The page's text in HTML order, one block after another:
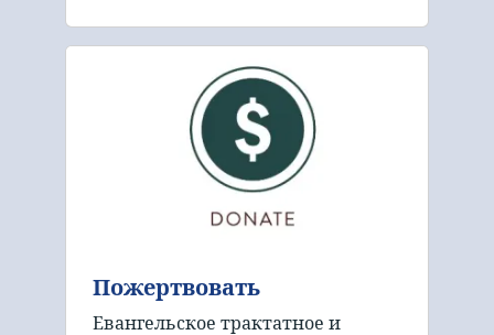
Пожертвовать
Евангельское трактатное и